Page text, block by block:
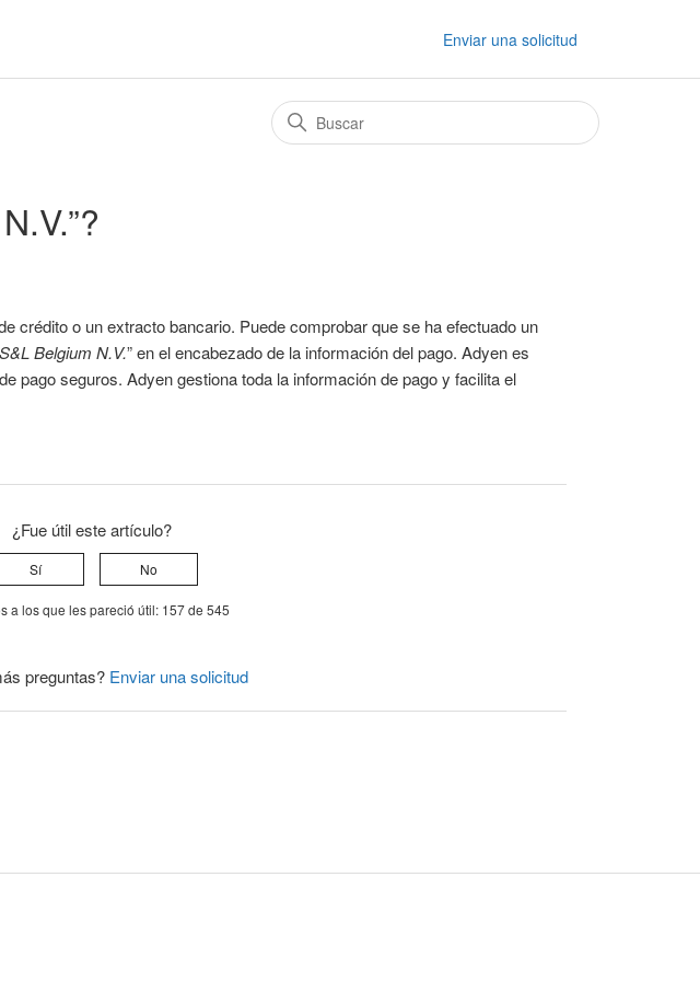
Enviar una solicitud
crédito o un extracto bancario. Puede comprobar que se ha efectuado un
Belgium N.V.” en el encabezado de la información del pago. Adyen es
pago seguros. Adyen gestiona toda la información de pago y facilita el
¿Fue útil este artículo?
Sí No
a los que les pareció útil: 157 de 545
preguntas? Enviar una solicitud